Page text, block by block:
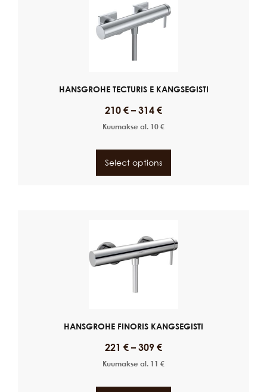
HANSGROHE TECTURIS E KANGSEGISTI
210 € – 314 €
Kuumakse al. 10 €
Select options
HANSGROHE FINORIS KANGSEGISTI
221 € – 309 €
Kuumakse al. 11 €